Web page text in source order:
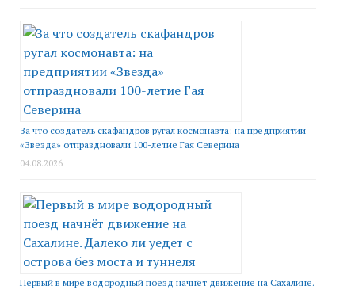
За что создатель скафандров ругал космонавта: на предприятии
«Звезда» отпраздновали 100-летие Гая Северина
04.08.2026
Первый в мире водородный поезд начнёт движение на Сахалине.